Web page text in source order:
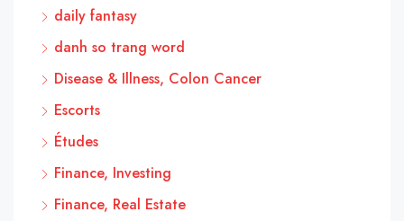
daily fantasy
danh so trang word
Disease & Illness, Colon Cancer
Escorts
Études
Finance, Investing
Finance, Real Estate